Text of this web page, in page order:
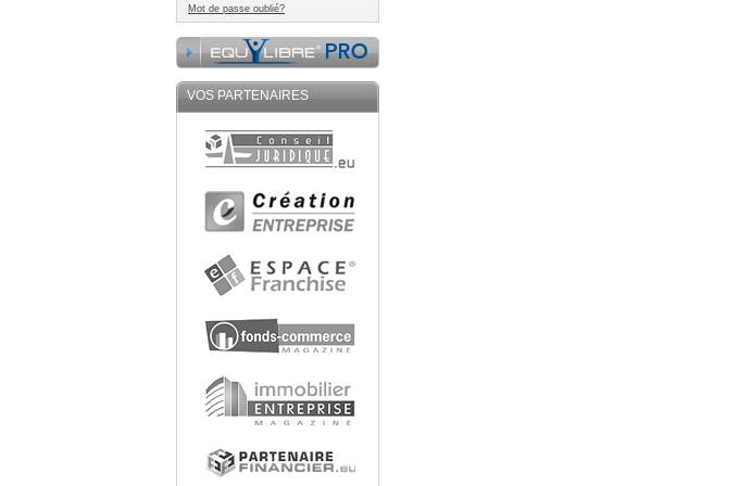
Mot de passe oublié?
VOS PARTENAIRES